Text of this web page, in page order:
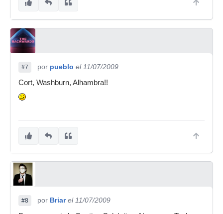
#7 por pueblo el 11/07/2009
Cort, Washburn, Alhambra!!
#8 por Briar el 11/07/2009